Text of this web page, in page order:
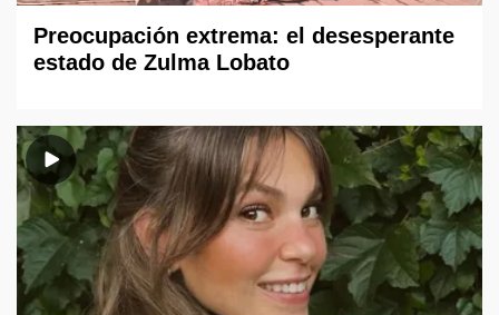
Preocupación extrema: el desesperante
estado de Zulma Lobato